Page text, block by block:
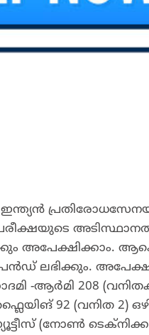
അപേക്ഷിക്കാം.
ലഭിക്കും.
ആർമി 208
92 (വനിത 2)
(നോൺ